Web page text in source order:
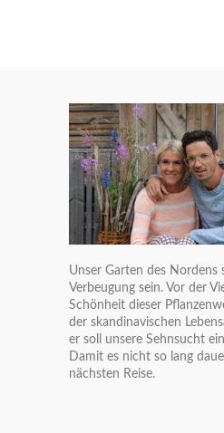
Unser Garten des Nordens
Verbeugung sein. Vor der
Schönheit dieser
der skandinavischen
er soll unsere Sehnsucht
Damit es nicht so lang
nächsten Reise.